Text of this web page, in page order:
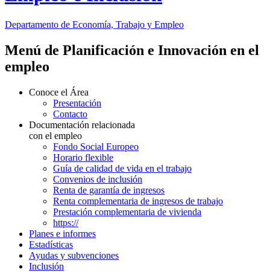
Departamento de Economía, Trabajo y Empleo
Menú de Planificación e Innovación en el
empleo
Conoce el Área
Presentación
Contacto
Documentación relacionada
con el empleo
Fondo Social Europeo
Horario flexible
Guía de calidad de vida en el trabajo
Convenios de inclusión
Renta de garantía de ingresos
Renta complementaria de ingresos de trabajo
Prestación complementaria de vivienda
https://
Planes e informes
Estadísticas
Ayudas y subvenciones
Inclusión